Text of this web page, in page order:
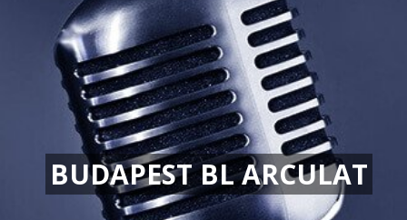
BUDAPEST BL ARCULAT